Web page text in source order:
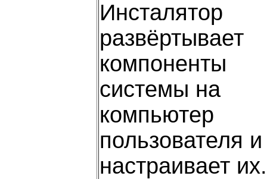
Инсталятор
развёртывает
компоненты
системы на
компьютер
пользователя и
настраивает их.